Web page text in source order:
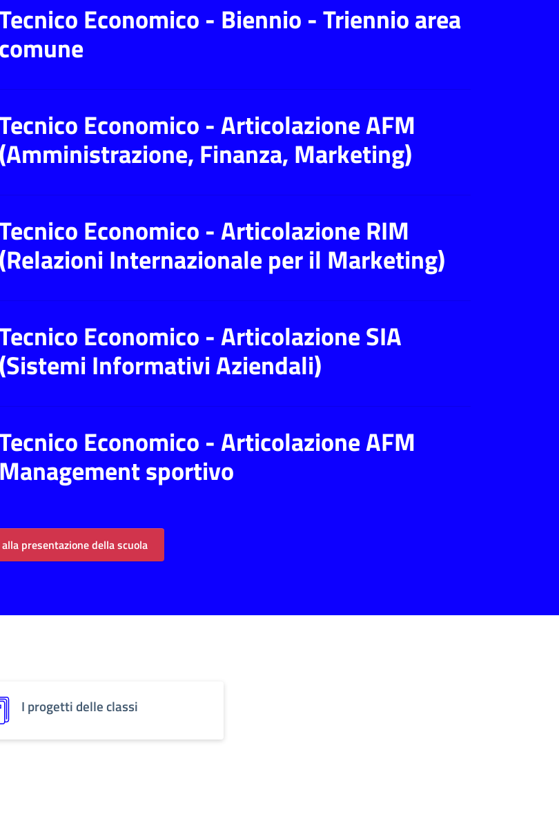
Economico - Biennio - Triennio area
comune
Economico - Articolazione AFM
(Amministrazione, Finanza, Marketing)
Economico - Articolazione RIM
(Relazioni Internazionale per il Marketing)
Economico - Articolazione SIA
(Sistemi Informativi Aziendali)
Economico - Articolazione AFM
Management sportivo
presentazione della scuola
I progetti delle classi